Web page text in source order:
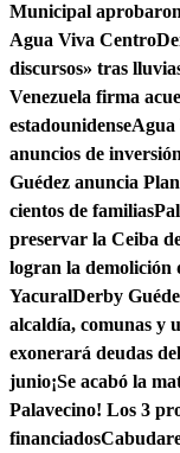
Municipal
Agua Viva Centro
discursos» tras
Venezuela firma
estadounidenseAgua
anuncios de
Guédez anuncia
cientos de familias
preservar la Ceiba
logran la demolición
YacuralDerby
alcaldía, comunas y
exonerará deudas
junio¡Se acabó la
Palavecino! Los 3
financiados